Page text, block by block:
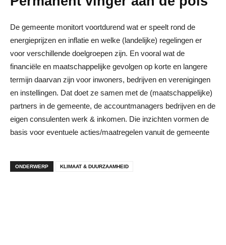
De gemeente monitort voortdurend wat er speelt rond de
energieprijzen en inflatie en welke (landelijke) regelingen er
voor verschillende doelgroepen zijn. En vooral wat de
financiële en maatschappelijke gevolgen op korte en langere
termijn daarvan zijn voor inwoners, bedrijven en verenigingen
en instellingen. Dat doet ze samen met de (maatschappelijke)
partners in de gemeente, de accountmanagers bedrijven en de
eigen consulenten werk & inkomen. Die inzichten vormen de
basis voor eventuele acties/maatregelen vanuit de gemeente
ONDERWERP KLIMAAT & DUURZAAMHEID